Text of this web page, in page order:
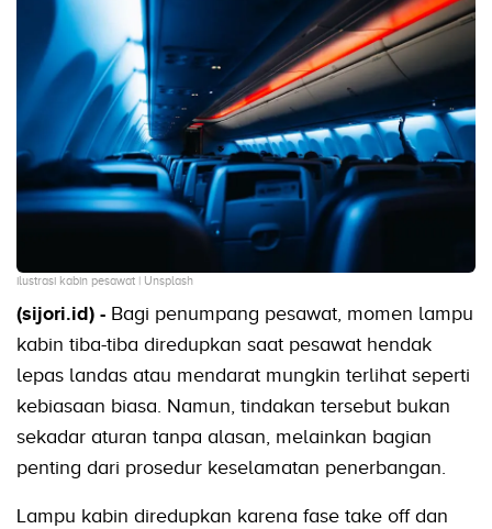
ilustrasi kabin pesawat | Unsplash
(sijori.id) - Bagi penumpang pesawat, momen lampu
kabin tiba-tiba diredupkan saat pesawat hendak
lepas landas atau mendarat mungkin terlihat seperti
kebiasaan biasa. Namun, tindakan tersebut bukan
sekadar aturan tanpa alasan, melainkan bagian
penting dari prosedur keselamatan penerbangan.
Lampu kabin diredupkan karena fase take off dan